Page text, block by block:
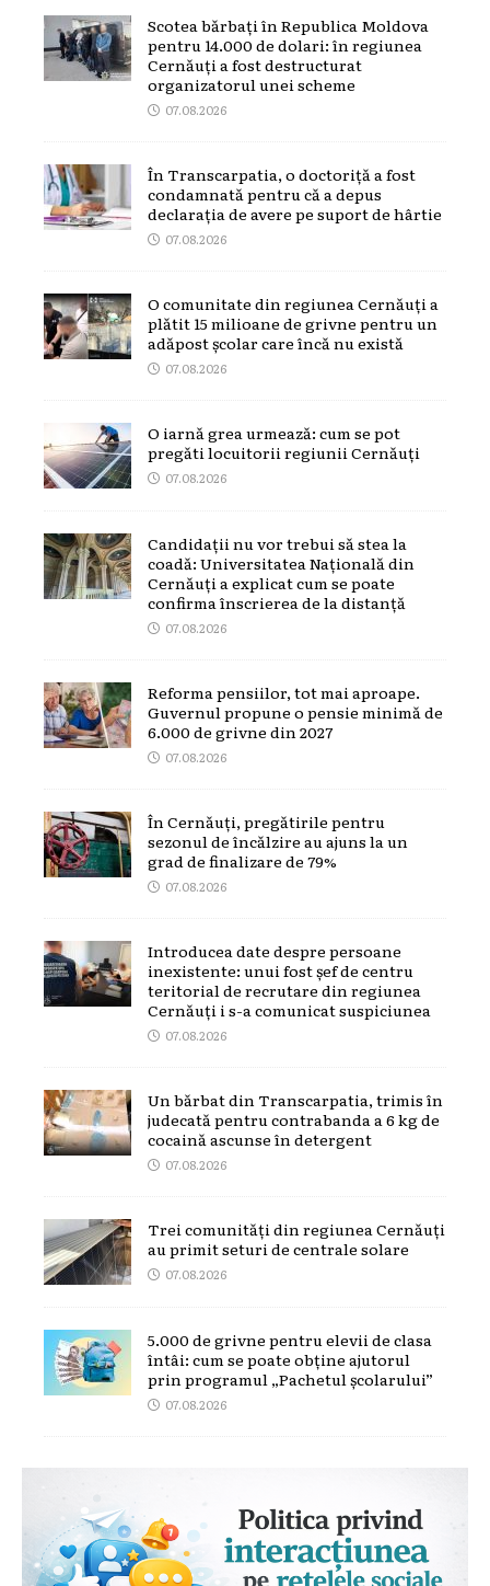
Scotea bărbați în Republica Moldova
pentru 14.000 de dolari: în regiunea
Cernăuți a fost destructurat
organizatorul unei scheme
07.08.2026
În Transcarpatia, o doctoriță a fost
condamnată pentru că a depus
declarația de avere pe suport de hârtie
07.08.2026
O comunitate din regiunea Cernăuți a
plătit 15 milioane de grivne pentru un
adăpost școlar care încă nu există
07.08.2026
O iarnă grea urmează: cum se pot
pregăti locuitorii regiunii Cernăuți
07.08.2026
Candidații nu vor trebui să stea la
coadă: Universitatea Națională din
Cernăuți a explicat cum se poate
confirma înscrierea de la distanță
07.08.2026
Reforma pensiilor, tot mai aproape.
Guvernul propune o pensie minimă de
6.000 de grivne din 2027
07.08.2026
În Cernăuți, pregătirile pentru
sezonul de încălzire au ajuns la un
grad de finalizare de 79%
07.08.2026
Introducea date despre persoane
inexistente: unui fost șef de centru
teritorial de recrutare din regiunea
Cernăuți i s-a comunicat suspiciunea
07.08.2026
Un bărbat din Transcarpatia, trimis în
judecată pentru contrabanda a 6 kg de
cocaină ascunse în detergent
07.08.2026
Trei comunități din regiunea Cernăuți
au primit seturi de centrale solare
07.08.2026
5.000 de grivne pentru elevii de clasa
întâi: cum se poate obține ajutorul
prin programul „Pachetul școlarului”
07.08.2026